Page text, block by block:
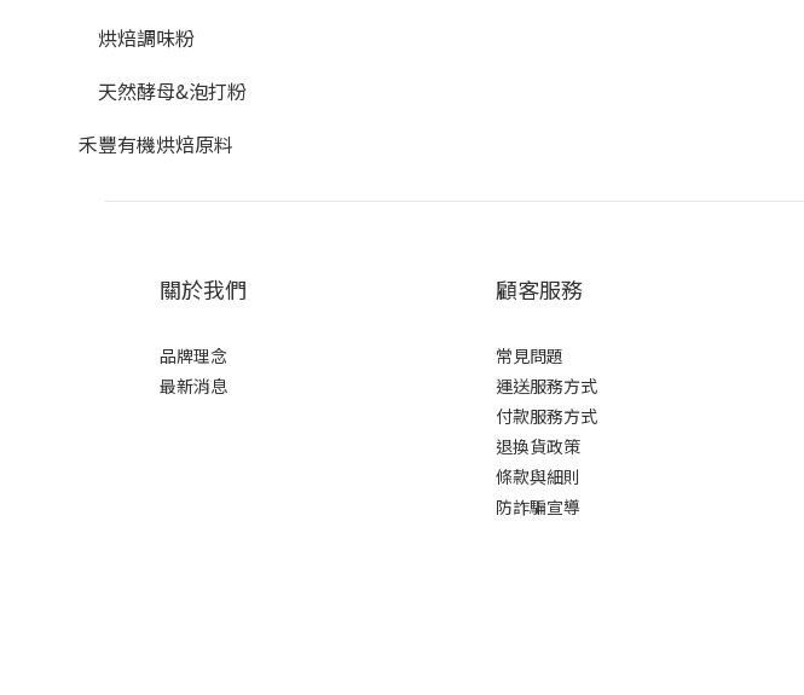
烘焙調味粉
天然酵母&泡打粉
禾豐有機烘焙原料
關於我們
品牌理念
最新消息
顧客服務
常見問題
運送服務方式
付款服務方式
退換貨政策
條款與細則
防詐騙宣導